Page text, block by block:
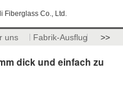
Fiberglass Co., Ltd.
uns Fabrik-Ausflug >>
dick und einfach zu